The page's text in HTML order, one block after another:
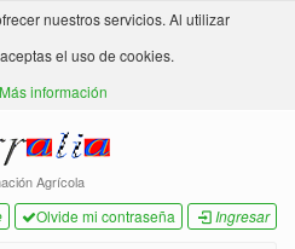
nuestros servicios. Al utilizar
el uso de cookies.
Más información
Agrícola
Olvide mi contraseña Ingresar